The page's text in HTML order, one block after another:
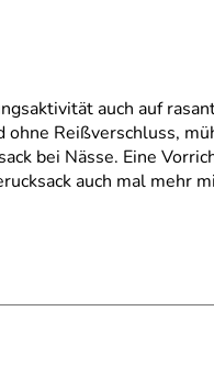
auch auf
Reißverschluss,
bei Nässe. Eine
auch mal mehr